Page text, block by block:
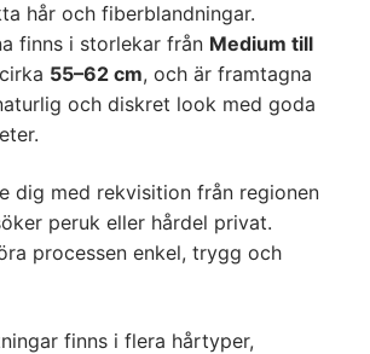
hår och fiberblandningar.
finns i storlekar från Medium till
55–62 cm, och är framtagna
och diskret look med goda
dig med rekvisition från regionen
peruk eller hårdel privat.
processen enkel, trygg och
finns i flera hårtyper,